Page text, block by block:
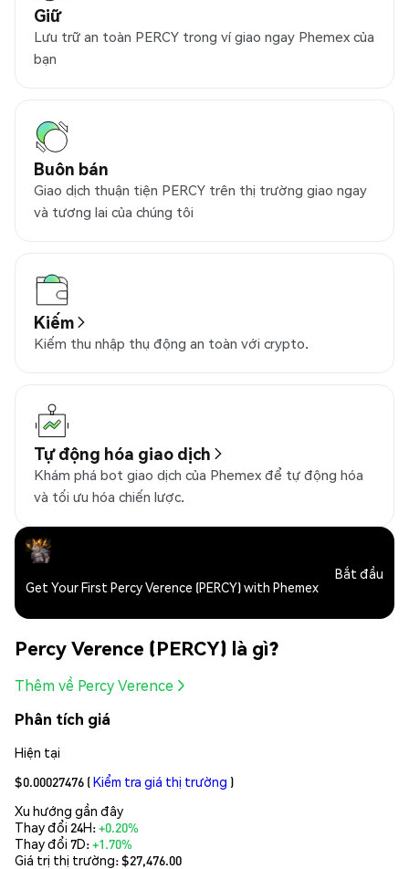
Giữ
Lưu trữ an toàn PERCY trong ví giao ngay Phemex của
bạn
Buôn bán
Giao dịch thuận tiện PERCY trên thị trường giao ngay
và tương lai của chúng tôi
Kiếm
Kiếm thu nhập thụ động an toàn với crypto.
Tự động hóa giao dịch
Khám phá bot giao dịch của Phemex để tự động hóa
và tối ưu hóa chiến lược.
Get Your First Percy Verence (PERCY) with Phemex
Bắt đầu
Percy Verence (PERCY) là gì?
Thêm về Percy Verence
Phân tích giá
Hiện tại
$0.00027476 (Kiểm tra giá thị trường )
Xu hướng gần đây
Thay đổi 24H:+0.20%
Thay đổi 7D:+1.70%
Giá trị thị trường:$27,476.00